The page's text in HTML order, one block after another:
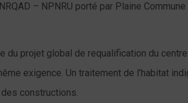
– NPNRU porté par Plaine
du projet global de requalification du
exigence. Un traitement de l’habitat
constructions.